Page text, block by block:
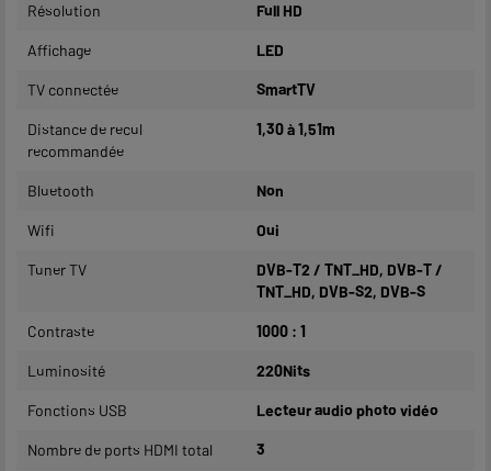
Résolution Full HD
Affichage LED
TV connectée SmartTV
Distance de recul
recommandée
1,30 à 1,51m
Bluetooth Non
Wifi Oui
Tuner TV
DVB-T2 / TNT_HD, DVB-T /
TNT_HD, DVB-S2, DVB-S
Contraste 1000 : 1
Luminosité 220Nits
Fonctions USB Lecteur audio photo vidéo
Nombre de ports HDMI total 3